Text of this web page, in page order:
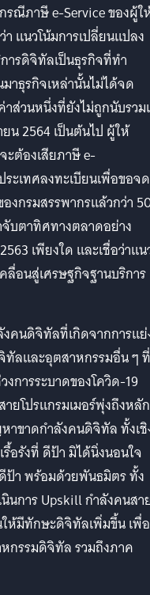
ณีภาษี e-Service ของผู้ใ
แนวโน้มการเปลี่ยนแปลง
ารดิจิทัลเป็นธุรกิจที่ทำ
ธุรกิจเหล่านั้นไม่ได้จด
ส่วนหนึ่งที่ยังไม่ถูกนับรวม
น 2564 เป็นต้นไป ผู้ให้
ต้องเสียภาษี e-
ะเทศลงทะเบียนเพื่อขอจด
งกรมสรรพากรแล้วกว่า
บตาทิศทางตลาดอย่าง
เพียงใด และเชื่อว่าแ
อนสู่เศรษฐกิจฐานบริการ
คนดิจิทัลที่เกิดจากการแ
ทัลและอุตสาหกรรมอื่น ๆ ที่
การระบาดของโควิด-19
ยโปรแกรมเมอร์พุ่งถึงหลัก
ขาดกำลังคนดิจิทัล ทั้งเ
รังที่ ดีป้า มิได้นิ่งนอนใจ
ป้า พร้อมด้วยพันธมิตร ทั้ง
นการ Upskill กำลังคนสา
ห้มีทักษะดิจิทัลเพิ่มขึ้น เพื่อ
กรรมดิจิทัล รวมถึงภาค